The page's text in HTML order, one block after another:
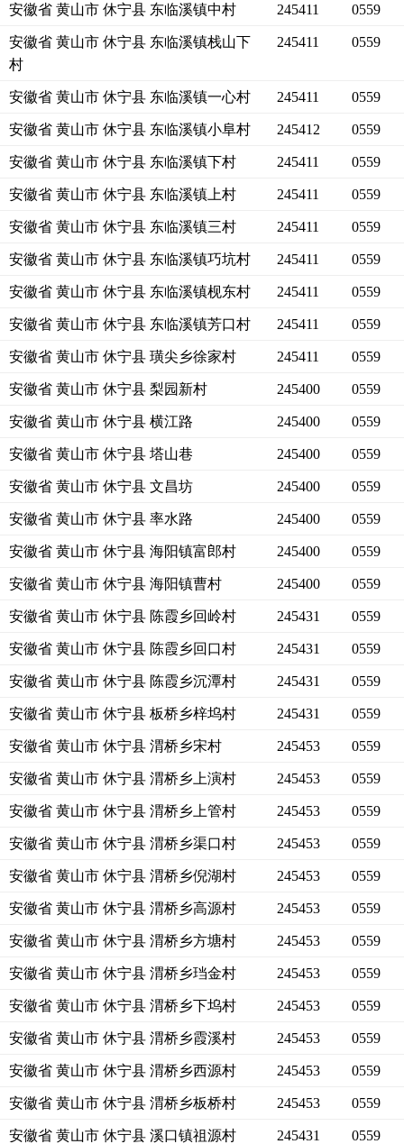
安徽省 黄山市 休宁县 东临溪镇中村 245411 0559
安徽省 黄山市 休宁县 东临溪镇栈山下
村
245411 0559
安徽省 黄山市 休宁县 东临溪镇一心村 245411 0559
安徽省 黄山市 休宁县 东临溪镇小阜村 245412 0559
安徽省 黄山市 休宁县 东临溪镇下村 245411 0559
安徽省 黄山市 休宁县 东临溪镇上村 245411 0559
安徽省 黄山市 休宁县 东临溪镇三村 245411 0559
安徽省 黄山市 休宁县 东临溪镇巧坑村 245411 0559
安徽省 黄山市 休宁县 东临溪镇枧东村 245411 0559
安徽省 黄山市 休宁县 东临溪镇芳口村 245411 0559
安徽省 黄山市 休宁县 璜尖乡徐家村 245411 0559
安徽省 黄山市 休宁县 梨园新村 245400 0559
安徽省 黄山市 休宁县 横江路 245400 0559
安徽省 黄山市 休宁县 塔山巷 245400 0559
安徽省 黄山市 休宁县 文昌坊 245400 0559
安徽省 黄山市 休宁县 率水路 245400 0559
安徽省 黄山市 休宁县 海阳镇富郎村 245400 0559
安徽省 黄山市 休宁县 海阳镇曹村 245400 0559
安徽省 黄山市 休宁县 陈霞乡回岭村 245431 0559
安徽省 黄山市 休宁县 陈霞乡回口村 245431 0559
安徽省 黄山市 休宁县 陈霞乡沉潭村 245431 0559
安徽省 黄山市 休宁县 板桥乡梓坞村 245431 0559
安徽省 黄山市 休宁县 渭桥乡宋村 245453 0559
安徽省 黄山市 休宁县 渭桥乡上演村 245453 0559
安徽省 黄山市 休宁县 渭桥乡上管村 245453 0559
安徽省 黄山市 休宁县 渭桥乡渠口村 245453 0559
安徽省 黄山市 休宁县 渭桥乡倪湖村 245453 0559
安徽省 黄山市 休宁县 渭桥乡高源村 245453 0559
安徽省 黄山市 休宁县 渭桥乡方塘村 245453 0559
安徽省 黄山市 休宁县 渭桥乡珰金村 245453 0559
安徽省 黄山市 休宁县 渭桥乡下坞村 245453 0559
安徽省 黄山市 休宁县 渭桥乡霞溪村 245453 0559
安徽省 黄山市 休宁县 渭桥乡西源村 245453 0559
安徽省 黄山市 休宁县 渭桥乡板桥村 245453 0559
安徽省 黄山市 休宁县 溪口镇祖源村 245431 0559